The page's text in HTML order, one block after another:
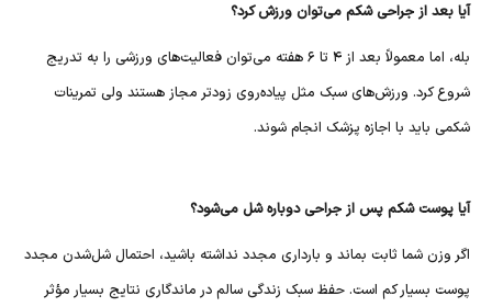
آیا بعد از جراحی شکم می‌توان ورزش کرد؟
بله، اما معمولاً بعد از ۴ تا ۶ هفته می‌توان فعالیت‌های ورزشی را به تدریج
شروع کرد. ورزش‌های سبک مثل پیاده‌روی زودتر مجاز هستند ولی تمرینات
شکمی باید با اجازه پزشک انجام شوند.
آیا پوست شکم پس از جراحی دوباره شل می‌شود؟
اگر وزن شما ثابت بماند و بارداری مجدد نداشته باشید، احتمال شل‌شدن مجدد
پوست بسیار کم است. حفظ سبک زندگی سالم در ماندگاری نتایج بسیار مؤثر